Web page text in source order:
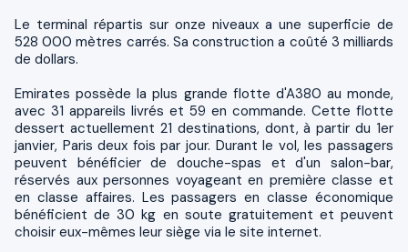
Le terminal répartis sur onze niveaux a une superficie de
528 000 mètres carrés. Sa construction a coûté 3 milliards
de dollars.
Emirates possède la plus grande flotte d'A380 au monde,
avec 31 appareils livrés et 59 en commande. Cette flotte
dessert actuellement 21 destinations, dont, à partir du 1er
janvier, Paris deux fois par jour. Durant le vol, les passagers
peuvent bénéficier de douche-spas et d'un salon-bar,
réservés aux personnes voyageant en première classe et
en classe affaires. Les passagers en classe économique
bénéficient de 30 kg en soute gratuitement et peuvent
choisir eux-mêmes leur siège via le site internet.